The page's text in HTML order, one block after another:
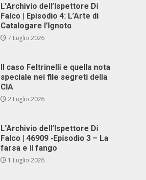
L’Archivio dell’Ispettore Di
Falco | Episodio 4: L’Arte di
Catalogare l’Ignoto
7 Luglio 2026
Il caso Feltrinelli e quella nota
speciale nei file segreti della
CIA
2 Luglio 2026
L’Archivio dell’Ispettore Di
Falco | 46909 -Episodio 3 – La
farsa e il fango
1 Luglio 2026